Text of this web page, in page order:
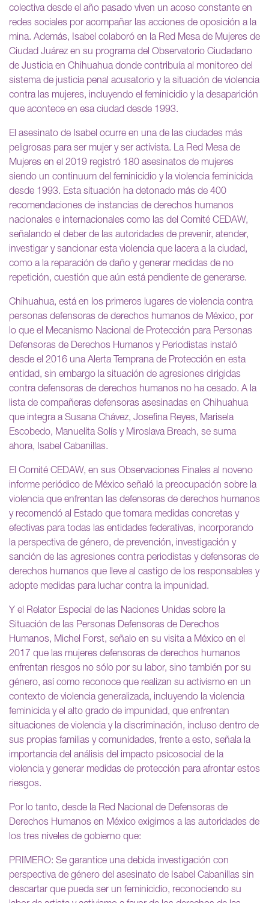
colectiva desde el año pasado viven un acoso constante en
redes sociales por acompañar las acciones de oposición a la
mina. Además, Isabel colaboró en la Red Mesa de Mujeres de
Ciudad Juárez en su programa del Observatorio Ciudadano
de Justicia en Chihuahua donde contribuía al monitoreo del
sistema de justicia penal acusatorio y la situación de violencia
contra las mujeres, incluyendo el feminicidio y la desaparición
que acontece en esa ciudad desde 1993.
El asesinato de Isabel ocurre en una de las ciudades más
peligrosas para ser mujer y ser activista. La Red Mesa de
Mujeres en el 2019 registró 180 asesinatos de mujeres
siendo un continuum del feminicidio y la violencia feminicida
desde 1993. Esta situación ha detonado más de 400
recomendaciones de instancias de derechos humanos
nacionales e internacionales como las del Comité CEDAW,
señalando el deber de las autoridades de prevenir, atender,
investigar y sancionar esta violencia que lacera a la ciudad,
como a la reparación de daño y generar medidas de no
repetición, cuestión que aún está pendiente de generarse.
Chihuahua, está en los primeros lugares de violencia contra
personas defensoras de derechos humanos de México, por
lo que el Mecanismo Nacional de Protección para Personas
Defensoras de Derechos Humanos y Periodistas instaló
desde el 2016 una Alerta Temprana de Protección en esta
entidad, sin embargo la situación de agresiones dirigidas
contra defensoras de derechos humanos no ha cesado. A la
lista de compañeras defensoras asesinadas en Chihuahua
que integra a Susana Chávez, Josefina Reyes, Marisela
Escobedo, Manuelita Solís y Miroslava Breach, se suma
ahora, Isabel Cabanillas.
El Comité CEDAW, en sus Observaciones Finales al noveno
informe periódico de México señaló la preocupación sobre la
violencia que enfrentan las defensoras de derechos humanos
y recomendó al Estado que tomara medidas concretas y
efectivas para todas las entidades federativas, incorporando
la perspectiva de género, de prevención, investigación y
sanción de las agresiones contra periodistas y defensoras de
derechos humanos que lleve al castigo de los responsables y
adopte medidas para luchar contra la impunidad.
Y el Relator Especial de las Naciones Unidas sobre la
Situación de las Personas Defensoras de Derechos
Humanos, Michel Forst, señalo en su visita a México en el
2017 que las mujeres defensoras de derechos humanos
enfrentan riesgos no sólo por su labor, sino también por su
género, así como reconoce que realizan su activismo en un
contexto de violencia generalizada, incluyendo la violencia
feminicida y el alto grado de impunidad, que enfrentan
situaciones de violencia y la discriminación, incluso dentro de
sus propias familias y comunidades, frente a esto, señala la
importancia del análisis del impacto psicosocial de la
violencia y generar medidas de protección para afrontar estos
riesgos.
Por lo tanto, desde la Red Nacional de Defensoras de
Derechos Humanos en México exigimos a las autoridades de
los tres niveles de gobierno que:
PRIMERO: Se garantice una debida investigación con
perspectiva de género del asesinato de Isabel Cabanillas sin
descartar que pueda ser un feminicidio, reconociendo su